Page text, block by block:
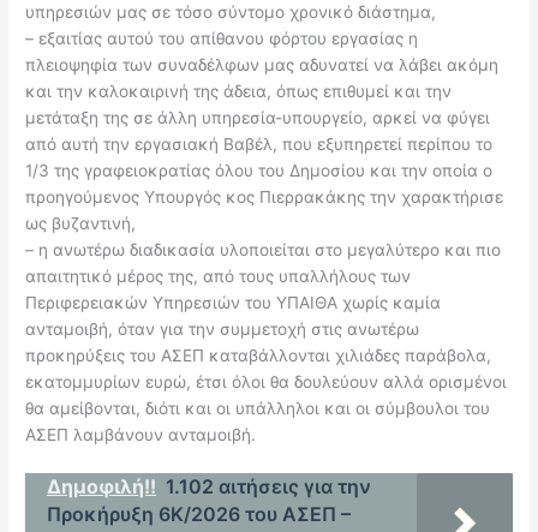
υπηρεσιών μας σε τόσο σύντομο χρονικό διάστημα,
– εξαιτίας αυτού του απίθανου φόρτου εργασίας η
πλειοψηφία των συναδέλφων μας αδυνατεί να λάβει ακόμη
και την καλοκαιρινή της άδεια, όπως επιθυμεί και την
μετάταξη της σε άλλη υπηρεσία-υπουργείο, αρκεί να φύγει
από αυτή την εργασιακή Βαβέλ, που εξυπηρετεί περίπου το
1/3 της γραφειοκρατίας όλου του Δημοσίου και την οποία ο
προηγούμενος Υπουργός κος Πιερρακάκης την χαρακτήρισε
ως βυζαντινή,
– η ανωτέρω διαδικασία υλοποιείται στο μεγαλύτερο και πιο
απαιτητικό μέρος της, από τους υπαλλήλους των
Περιφερειακών Υπηρεσιών του ΥΠΑΙΘΑ χωρίς καμία
ανταμοιβή, όταν για την συμμετοχή στις ανωτέρω
προκηρύξεις του ΑΣΕΠ καταβάλλονται χιλιάδες παράβολα,
εκατομμυρίων ευρώ, έτσι όλοι θα δουλεύουν αλλά ορισμένοι
θα αμείβονται, διότι και οι υπάλληλοι και οι σύμβουλοι του
ΑΣΕΠ λαμβάνουν ανταμοιβή.
Δημοφιλή!! 1.102 αιτήσεις για την
Προκήρυξη 6Κ/2026 του ΑΣΕΠ –